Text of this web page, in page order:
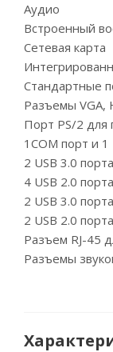
Аудио
Встроенный
Сетевая карта
Стандартные
Разъемы VGA,
Порт PS/2 для
1COM порт и
2 USB 3.0
4 USB 2.0
2 USB 3.0
2 USB 2.0
Разъем RJ-45
Разъемы